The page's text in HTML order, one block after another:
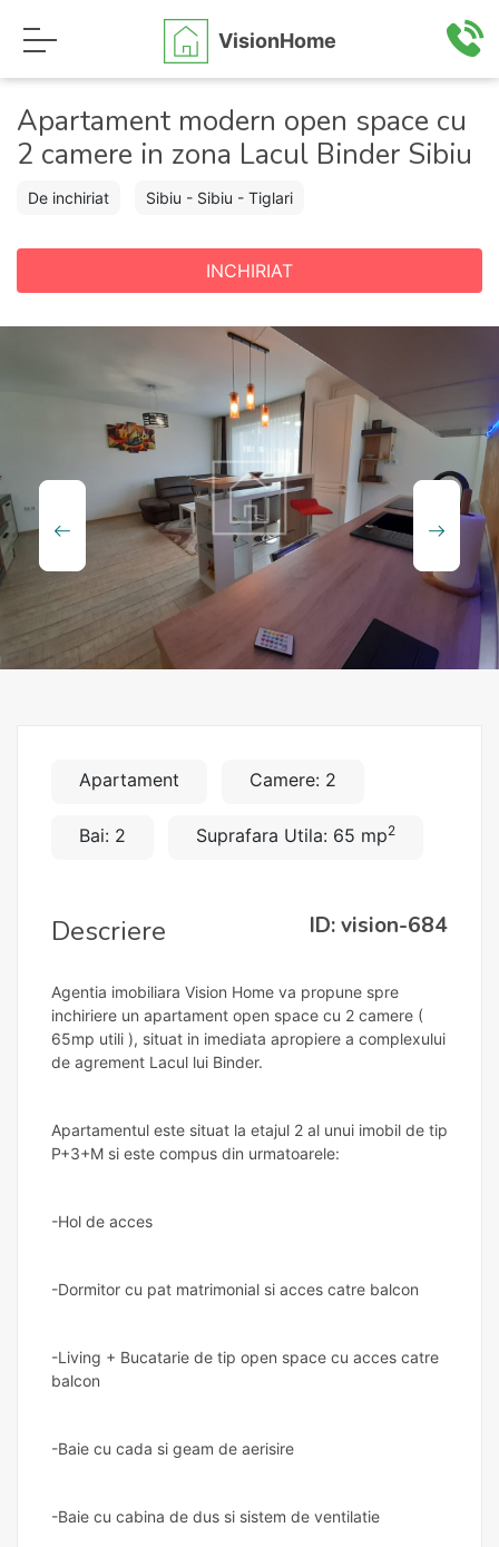
VisionHome
Apartament modern open space cu
2 camere in zona Lacul Binder Sibiu
De inchiriat Sibiu - Sibiu - Tiglari
INCHIRIAT
Apartament Camere: 2
Bai: 2 Suprafara Utila: 65 mp2
Descriere ID: vision-684
Agentia imobiliara Vision Home va propune spre
inchiriere un apartament open space cu 2 camere (
65mp utili ), situat in imediata apropiere a complexului
de agrement Lacul lui Binder.
Apartamentul este situat la etajul 2 al unui imobil de tip
P+3+M si este compus din urmatoarele:
-Hol de acces
-Dormitor cu pat matrimonial si acces catre balcon
-Living + Bucatarie de tip open space cu acces catre
balcon
-Baie cu cada si geam de aerisire
-Baie cu cabina de dus si sistem de ventilatie